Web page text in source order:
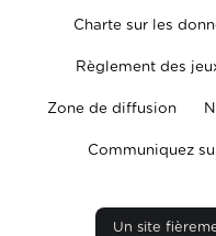
Charte sur les
Règlement des
Zone de diffusion
Communiquez
Un site